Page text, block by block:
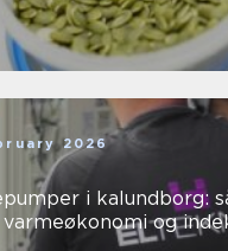
2026
i kalundborg:
og